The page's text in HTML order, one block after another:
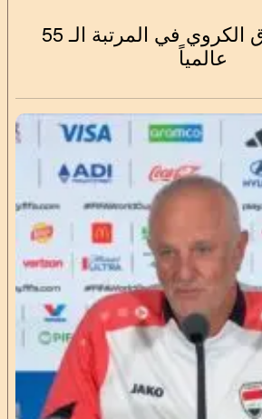
منتخب العراق الكروي في المرتبة الـ 55
عالمياً